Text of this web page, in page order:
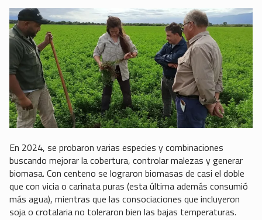
En 2024, se probaron varias especies y combinaciones
buscando mejorar la cobertura, controlar malezas y generar
biomasa. Con centeno se lograron biomasas de casi el doble
que con vicia o carinata puras (esta última además consumió
más agua), mientras que las consociaciones que incluyeron
soja o crotalaria no toleraron bien las bajas temperaturas.